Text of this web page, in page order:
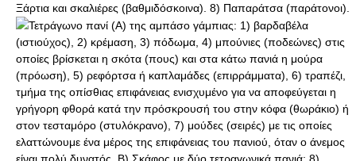
Ξάρτια και σκαλιέρες (βαθμιδόσκοινα). 8) Παπαράτσα (παράτονοι).
Τετράγωνο πανί (Α) της αμπάσο γάμπιας: 1) βαρδαβέλα
(ιστιούχος), 2) κρέμαση, 3) πόδωμα, 4) μπούνιες (ποδεώνες) στις
οποίες βρίσκεται η σκότα (πους) και στα κάτω πανιά η μούρα
(πρόωση), 5) ρεφόρτσα ή καπλαμάδες (επιρράμματα), 6) τραπέζι,
τμήμα της οπίσθιας επιφάνειας ενισχυμένο για να αποφεύγεται η
γρήγορη φθορά κατά την πρόσκρουσή του στην κόφα (θωράκιο) ή
στον τεσταμόρο (στυλόκρανο), 7) μούδες (σειρές) με τις οποίες
ελαττώνουμε ένα μέρος της επιφάνειας του πανιού, όταν ο άνεμος